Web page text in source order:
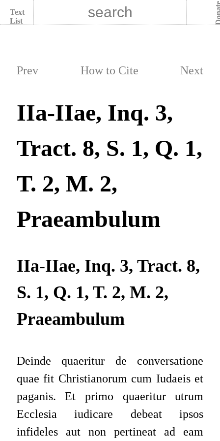
Text
List
Prev How to Cite Next
IIa-IIae, Inq. 3,
Tract. 8, S. 1, Q. 1,
T. 2, M. 2,
Praeambulum
IIa-IIae, Inq. 3, Tract. 8,
S. 1, Q. 1, T. 2, M. 2,
Praeambulum
Deinde quaeritur de conversatione
quae fit Christianorum cum Iudaeis et
paganis. Et primo quaeritur utrum
Ecclesia iudicare debeat ipsos
infideles aut non pertineat ad eam